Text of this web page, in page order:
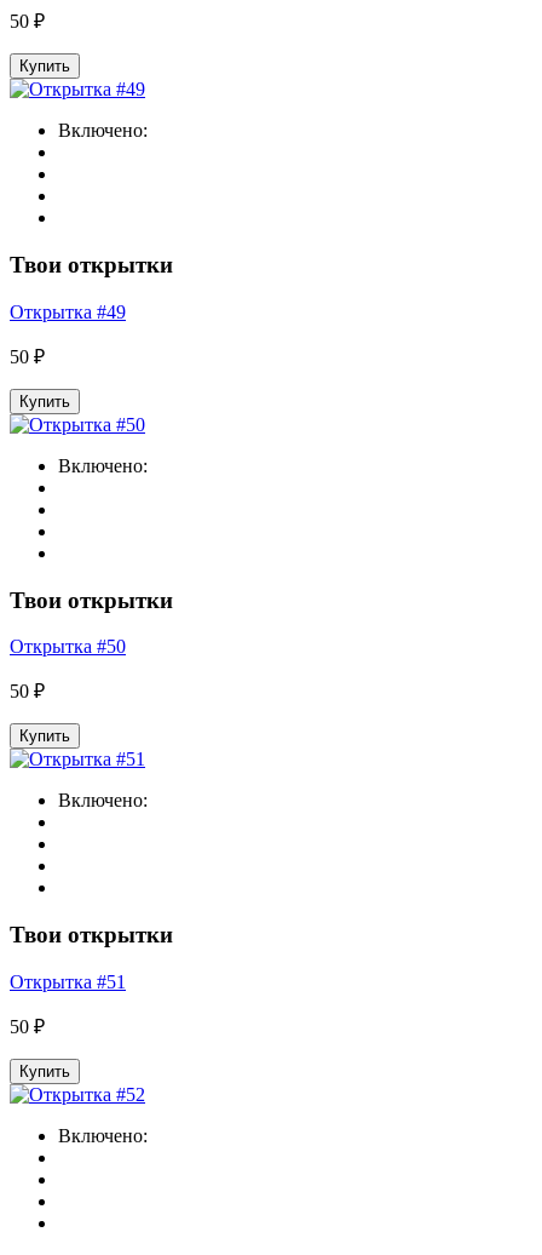
50 ₽
Купить
Включено:
Твои открытки
Открытка #49
50 ₽
Купить
Включено:
Твои открытки
Открытка #50
50 ₽
Купить
Включено:
Твои открытки
Открытка #51
50 ₽
Купить
Включено: